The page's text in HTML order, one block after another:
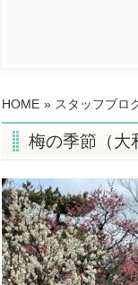
HOME » スタッフブロ
梅の季節（大